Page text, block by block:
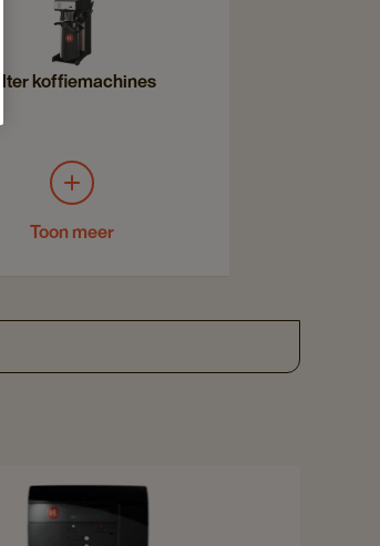
Filter koffiemachines
Toon meer
Navigate
to